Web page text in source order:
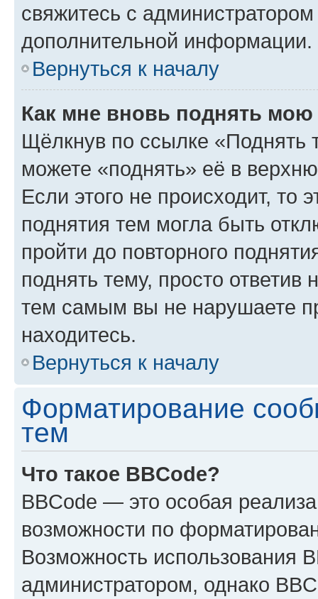
свяжитесь с
дополнительной информации.
Вернуться к началу
Как мне вновь поднять мою
Щёлкнув по ссылке «Поднять
можете «поднять» её в
Если этого не происходит, то
поднятия тем могла быть
пройти до повторного
поднять тему, просто ответив
тем самым вы не нарушаете
находитесь.
Вернуться к началу
Форматирование
тем
Что такое BBCode?
BBCode — это особая
возможности по
Возможность использования
администратором, однако